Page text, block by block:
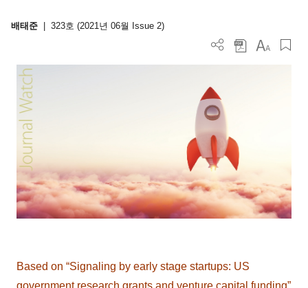
배태준 323호 (2021년 06월 Issue 2)
Based on “Signaling by early stage startups: US